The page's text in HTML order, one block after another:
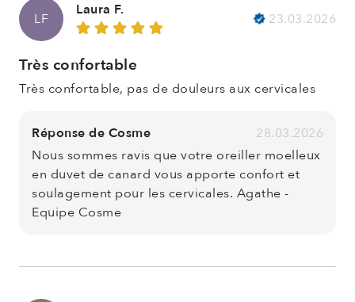
LF
Laura F.
23.03.2026
Très confortable
Très confortable, pas de douleurs aux cervicales
Réponse de Cosme
28.03.2026
Nous sommes ravis que votre oreiller moelleux
en duvet de canard vous apporte confort et
soulagement pour les cervicales. Agathe -
Equipe Cosme